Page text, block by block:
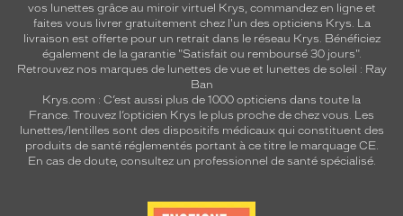
vos lunettes grâce au miroir virtuel Krys, commandez en ligne et
faites vous livrer gratuitement chez l'un des opticiens Krys. La
livraison est offerte pour un retrait dans le réseau Krys. Bénéficiez
également de la garantie "Satisfait ou remboursé 30 jours".
Retrouvez nos marques de lunettes de vue et lunettes de soleil : Ray
Ban
Krys.com : C’est aussi plus de 1000 opticiens dans toute la
France. Trouvez l’opticien Krys le plus proche de chez vous. Les
lunettes/lentilles sont des dispositifs médicaux qui constituent des
produits de santé réglementés portant à ce titre le marquage CE.
En cas de doute, consultez un professionnel de santé spécialisé.